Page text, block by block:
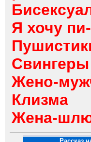
Я хочу
Свингеры
Жено-
Клизма
Жена-